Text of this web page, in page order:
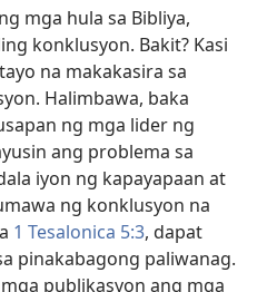
mga hula sa Bibliya,
konklusyon. Bakit? Kasi
na makakasira sa
Halimbawa, baka
ng mga lider ng
ang problema sa
iyon ng kapayapaan at
ng konklusyon na
1 Tesalonica 5:3, dapat
pinakabagong paliwanag.
publikasyon ang mga